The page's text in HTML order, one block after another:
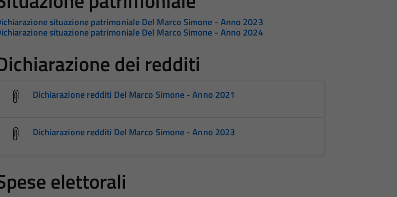
situazione patrimoniale Del Marco Simone - Anno 2023
situazione patrimoniale Del Marco Simone - Anno 2024
dei redditi
Dichiarazione redditi Del Marco Simone - Anno 2021
Dichiarazione redditi Del Marco Simone - Anno 2023
elettorali